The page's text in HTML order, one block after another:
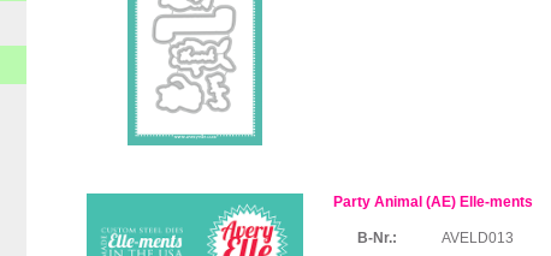
Party Animal (AE) Elle-ments
B-Nr.: AVELD013